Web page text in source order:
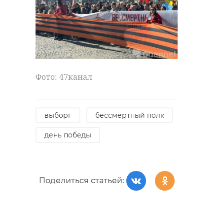
Фото: 47канал
выборг бессмертный полк
день победы
Поделиться статьей: